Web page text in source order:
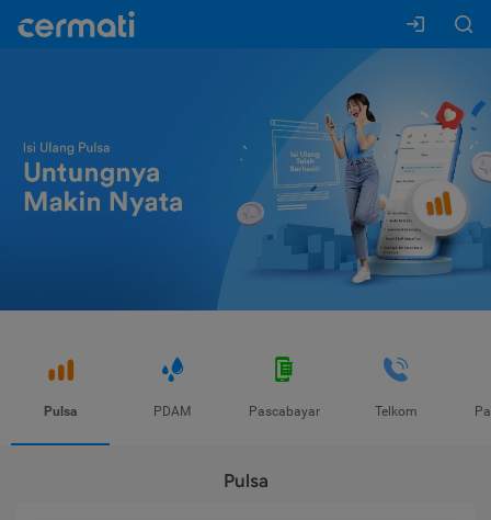
Pulsa PDAM Pascabayar Telkom
Pulsa